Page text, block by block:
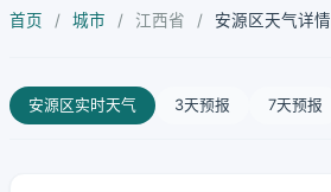
首页 / 城市 / 江西省 / 安源区天气详情
安源区实时天气 3天预报 7天预报